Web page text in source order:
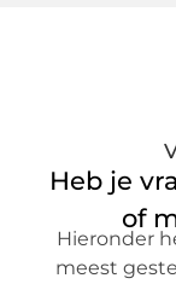
Heb je
of
Hieronder
meest